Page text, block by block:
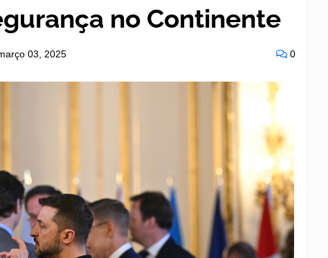
no Continente
03, 2025 0